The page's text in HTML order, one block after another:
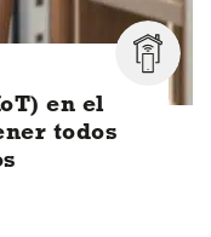
en el
todos